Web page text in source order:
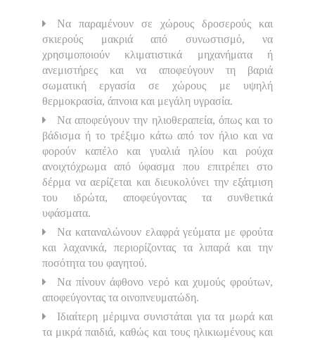
Να παραμένουν σε χώρους δροσερούς και
σκιερούς μακριά από συνωστισμό, να
χρησιμοποιούν κλιματιστικά μηχανήματα ή
ανεμιστήρες και να αποφεύγουν τη βαριά
σωματική εργασία σε χώρους με υψηλή
θερμοκρασία, άπνοια και μεγάλη υγρασία.
Να αποφεύγουν την ηλιοθεραπεία, όπως και το
βάδισμα ή το τρέξιμο κάτω από τον ήλιο και να
φορούν καπέλο και γυαλιά ηλίου και ρούχα
ανοιχτόχρωμα από ύφασμα που επιτρέπει στο
δέρμα να αερίζεται και διευκολύνει την εξάτμιση
του ιδρώτα, αποφεύγοντας τα συνθετικά
υφάσματα.
Να καταναλώνουν ελαφρά γεύματα με φρούτα
και λαχανικά, περιορίζοντας τα λιπαρά και την
ποσότητα του φαγητού.
Να πίνουν άφθονο νερό και χυμούς φρούτων,
αποφεύγοντας τα οινοπνευματώδη.
Ιδιαίτερη μέριμνα συνιστάται για τα μωρά και
τα μικρά παιδιά, καθώς και τους ηλικιωμένους και